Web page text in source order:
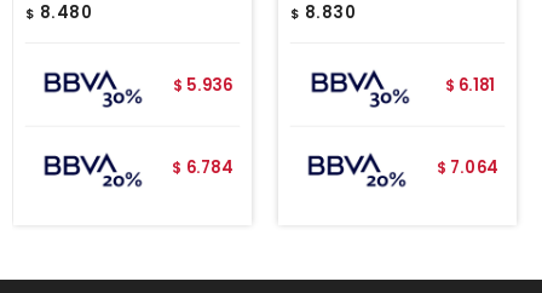
$ 8.480
$ 5.936
$ 6.784
$ 8.830
$ 6.181
$ 7.064